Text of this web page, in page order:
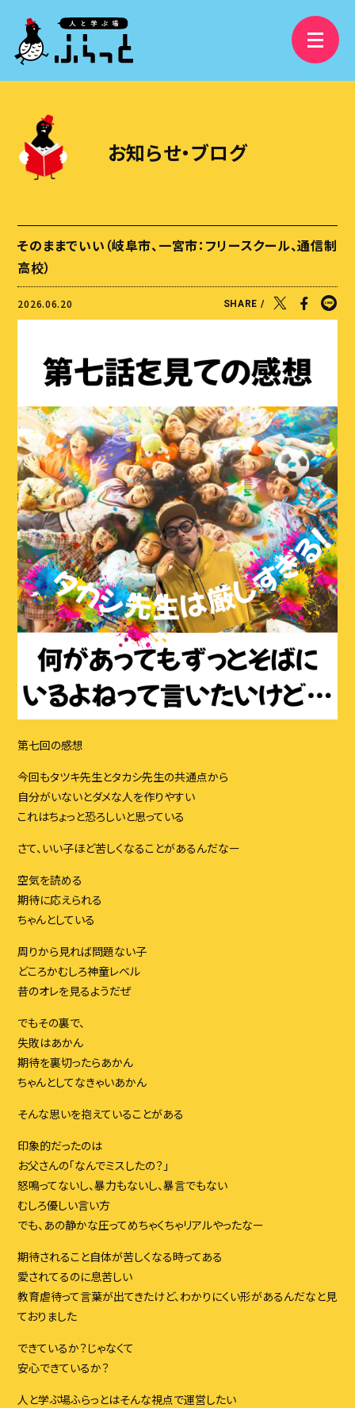
精華学園高等学校 岐阜校
フリースクールふらっと
ふらっと横丁
視察受け入れ・研修、講演依頼
大人の語りBAR
ふらっとファンクラブ
ブログ
イベント
スタッフ
アクセス・会社概要
お問い合わせ
CONTACT
お問い合わせはこちら
お知らせ・ブログ
そのままでいい（岐阜市、一宮市：フリースクール、通信制
高校）
2026.06.20 SHARE /
第七回の感想
今回もタツキ先生とタカシ先生の共通点から
自分がいないとダメな人を作りやすい
これはちょっと恐ろしいと思っている
さて、いい子ほど苦しくなることがあるんだなー
空気を読める
期待に応えられる
ちゃんとしている
周りから見れば問題ない子
どころかむしろ神童レベル
昔のオレを見るようだぜ
でもその裏で、
失敗はあかん
期待を裏切ったらあかん
ちゃんとしてなきゃいあかん
そんな思いを抱えていることがある
印象的だったのは
お父さんの「なんでミスしたの？」
怒鳴ってないし、暴力もないし、暴言でもない
むしろ優しい言い方
でも、あの静かな圧ってめちゃくちゃリアルやったなー
期待されること自体が苦しくなる時ってある
愛されてるのに息苦しい
教育虐待って言葉が出てきたけど、わかりにくい形があるんだなと見
ておりました
できているか？じゃなくて
安心できているか？
人と学ぶ場ふらっとはそんな視点で運営したい